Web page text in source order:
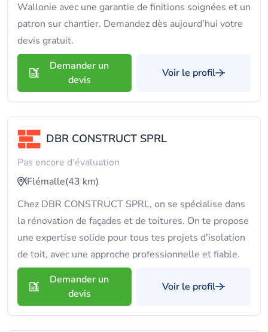
Wallonie avec une garantie de finitions soignées et un
patron sur chantier. Demandez dès aujourd'hui votre
devis gratuit.
Demander un
devis
Voir le profil
DBR CONSTRUCT SPRL
Pas encore d'évaluation
Flémalle(43 km)
Chez DBR CONSTRUCT SPRL, on se spécialise dans
la rénovation de façades et de toitures. On te propose
une expertise solide pour tous tes projets d'isolation
de toit, avec une approche professionnelle et fiable.
Demander un
devis
Voir le profil